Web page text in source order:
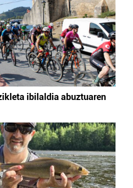
ibilaldia abuztuaren